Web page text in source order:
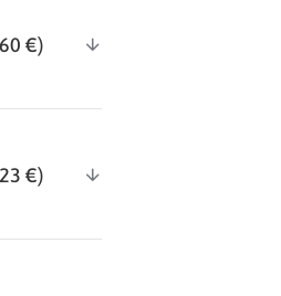
€)
€)